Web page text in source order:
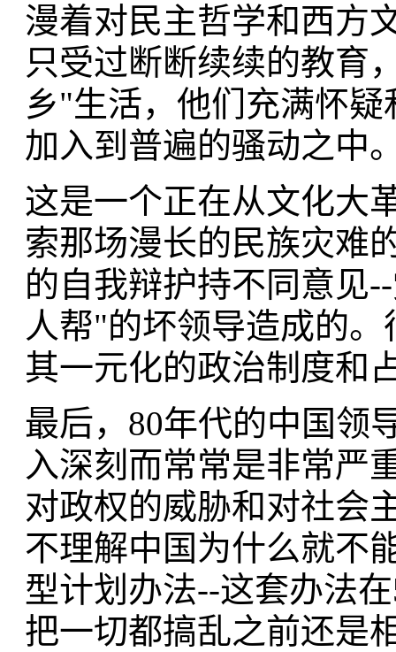
漫着对民主哲学和西方
只受过断断续续的教育
乡"生活，他们充满怀
加入到普遍的骚动之中
这是一个正在从文化大
索那场漫长的民族灾难
的自我辩护持不同意见
人帮"的坏领导造成的
其一元化的政治制度和
最后，80年代的中国领
入深刻而常常是非常严
对政权的威胁和对社会
不理解中国为什么就不
型计划办法--这套办法
把一切都搞乱之前还是